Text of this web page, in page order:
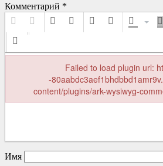
Комментарий *
Имя
Failed to load plugin url:
-
content/plugins/ark-wysiwyg-
Failed to load plugin url: https://xn--